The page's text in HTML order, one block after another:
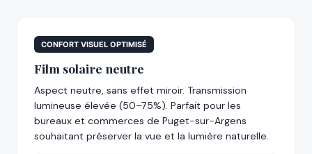
CONFORT VISUEL OPTIMISÉ
Film solaire neutre
Aspect neutre, sans effet miroir. Transmission
lumineuse élevée (50–75%). Parfait pour les
bureaux et commerces de Puget-sur-Argens
souhaitant préserver la vue et la lumière naturelle.